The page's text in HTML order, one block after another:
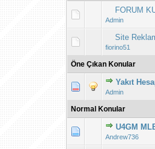
FORUM
Admin
Site
fiorino51
Öne Çıkan Konular
Yakıt
Admin
Normal Konular
U4GM
Andrew736